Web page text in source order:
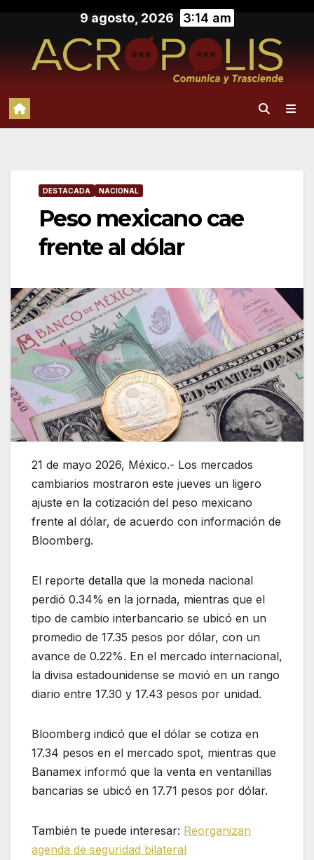
contenido
9 agosto, 2026 3:14 am
DESTACADA NACIONAL
Peso mexicano cae
frente al dólar
21 de mayo 2026, México.- Los mercados
cambiarios mostraron este jueves un ligero
ajuste en la cotización del peso mexicano
frente al dólar, de acuerdo con información de
Bloomberg.
El reporte detalla que la moneda nacional
perdió 0.34% en la jornada, mientras que el
tipo de cambio interbancario se ubicó en un
promedio de 17.35 pesos por dólar, con un
avance de 0.22%. En el mercado internacional,
la divisa estadounidense se movió en un rango
diario entre 17.30 y 17.43 pesos por unidad.
Bloomberg indicó que el dólar se cotiza en
17.34 pesos en el mercado spot, mientras que
Banamex informó que la venta en ventanillas
bancarias se ubicó en 17.71 pesos por dólar.
También te puede interesar: Reorganizan
agenda de seguridad bilateral